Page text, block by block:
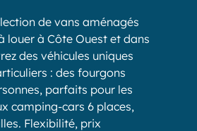
de vans aménagés
louer à Côte Ouest et dans
des véhicules uniques
: des fourgons
parfaits pour les
camping-cars 6 places,
Flexibilité, prix